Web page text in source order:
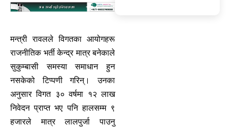
मन्त्री रावलले विगतका आयोगहरू
राजनीतिक भर्ती केन्द्र मात्र बनेकाले
सुकुम्बासी समस्या समाधान हुन
नसकेको टिप्पणी गरिन्। उनका
अनुसार विगत ३० वर्षमा १२ लाख
निवेदन प्राप्त भए पनि हालसम्म ९
हजारले मात्र लालपुर्जा पाउनु